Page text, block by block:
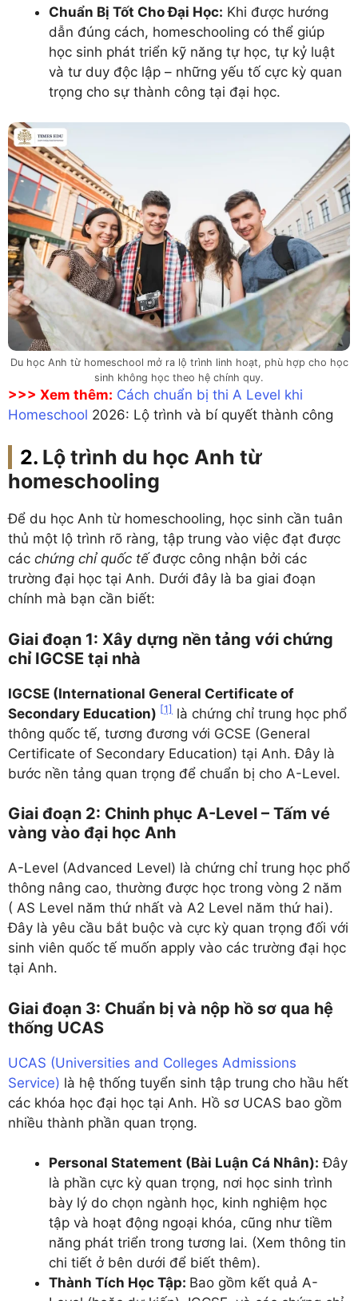
Chuẩn Bị Tốt Cho Đại Học: Khi được hướng
dẫn đúng cách, homeschooling có thể giúp
học sinh phát triển kỹ năng tự học, tự kỷ luật
và tư duy độc lập – những yếu tố cực kỳ quan
trọng cho sự thành công tại đại học.
Du học Anh từ homeschool mở ra lộ trình linh hoạt, phù hợp cho học
sinh không học theo hệ chính quy.
>>> Xem thêm: Cách chuẩn bị thi A Level khi
Homeschool 2026: Lộ trình và bí quyết thành công
Lộ trình du học Anh từ
homeschooling
Để du học Anh từ homeschooling, học sinh cần tuân
thủ một lộ trình rõ ràng, tập trung vào việc đạt được
các chứng chỉ quốc tếđược công nhận bởi các
trường đại học tại Anh. Dưới đây là ba giai đoạn
chính mà bạn cần biết:
Giai đoạn 1: Xây dựng nền tảng với chứng
chỉ IGCSE tại nhà
IGCSE (International General Certificate of
Secondary Education) [1] là chứng chỉ trung học phổ
thông quốc tế, tương đương với GCSE (General
Certificate of Secondary Education) tại Anh. Đây là
bước nền tảng quan trọng để chuẩn bị cho A-Level.
Giai đoạn 2: Chinh phục A-Level – Tấm vé
vàng vào đại học Anh
A-Level (Advanced Level) là chứng chỉ trung học phổ
thông nâng cao, thường được học trong vòng 2 năm
( AS Level năm thứ nhất và A2 Level năm thứ hai).
Đây là yêu cầu bắt buộc và cực kỳ quan trọng đối với
sinh viên quốc tế muốn apply vào các trường đại học
tại Anh.
Giai đoạn 3: Chuẩn bị và nộp hồ sơ qua hệ
thống UCAS
UCAS (Universities and Colleges Admissions
Service) là hệ thống tuyển sinh tập trung cho hầu hết
các khóa học đại học tại Anh. Hồ sơ UCAS bao gồm
nhiều thành phần quan trọng.
Personal Statement (Bài Luận Cá Nhân): Đây
là phần cực kỳ quan trọng, nơi học sinh trình
bày lý do chọn ngành học, kinh nghiệm học
tập và hoạt động ngoại khóa, cũng như tiềm
năng phát triển trong tương lai. (Xem thông tin
chi tiết ở bên dưới để biết thêm).
Thành Tích Học Tập: Bao gồm kết quả A-